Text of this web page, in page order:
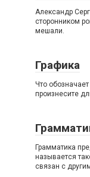
Александр
сторонником
мешали.
Графика
Что
произнесите
Грамматика
называется
связан с